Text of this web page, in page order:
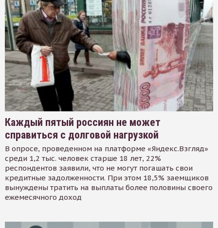
Каждый пятый россиян не может
справиться с долговой нагрузкой
В опросе, проведенном на платформе «Яндекс.Взгляд»
среди 1,2 тыс. человек старше 18 лет, 22%
респондентов заявили, что не могут погашать свои
кредитные задолженности. При этом 18,5% заемщиков
вынуждены тратить на выплаты более половины своего
ежемесячного доход